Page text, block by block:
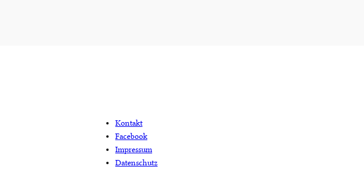
Kontakt
Facebook
Impressum
Datenschutz